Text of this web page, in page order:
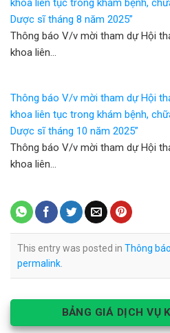
khoa liên tục trong khám bệnh,
Dược sĩ tháng 8 năm 2025”
Thông báo V/v mời tham dự Hội
khoa liên…
Thông báo V/v mời tham dự Hội
khoa liên tục trong khám bệnh,
Dược sĩ tháng 10 năm 2025”
Thông báo V/v mời tham dự Hội
khoa liên…
This entry was posted in Thông
permalink
BẢNG GIÁ DỊCH VỤ